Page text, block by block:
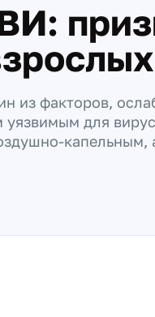
из факторов,
для
капельным,